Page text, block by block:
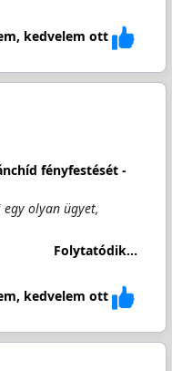
kedvelem ott
fényfestését -
olyan ügyet,
Folytatódik...
kedvelem ott